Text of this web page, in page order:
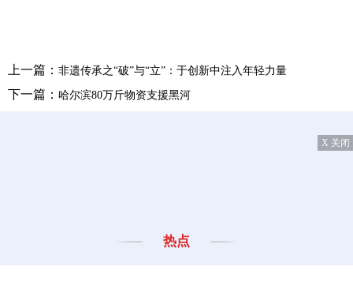
上一篇： 非遗传承之“破”与“立”：于创新中注入年轻力量
下一篇： 哈尔滨80万斤物资支援黑河
X 关闭
热点